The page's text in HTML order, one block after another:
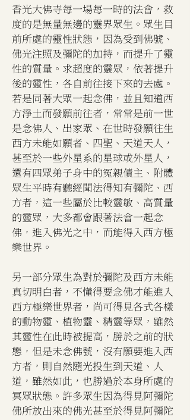
香光大佛寺每一場每一時的法會，救
度的是無量無邊的靈界眾生。眾生目
前所處的靈性狀態，因為受到佛號、
佛光注照及彌陀的加持，而提升了靈
性的質量。求超度的靈眾，依著提升
後的靈性，各自前往接下來的去處。
若是同著大眾一起念佛，並且知道西
方淨土而發願前往者，常常是前一世
是念佛人、出家眾、在世時發願往生
西方未能如願者、四聖、天道天人，
甚至於一些外星系的星球或外星人，
還有四眾弟子身中的冤親債主、附體
眾生平時有聽經聞法得知有彌陀、西
方者，這一些屬於比較靈敏、高質量
的靈眾，大多都會跟著法會一起念
佛，進入佛光之中，而能得入西方極
樂世界。
另一部分眾生為對於彌陀及西方未能
真切明白者，不懂得要念佛才能進入
西方極樂世界者，尚可得見各式各樣
的動物靈、植物靈、精靈等眾，雖然
其靈性在此時被提高，勝於之前的狀
態，但是未念佛號，沒有願要進入西
方者，則自然隨光投生到天道、人
道，雖然如此，也勝過於本身所處的
冥眾狀態。許多眾生因為得見阿彌陀
佛所放出來的佛光甚至於得見阿彌陀